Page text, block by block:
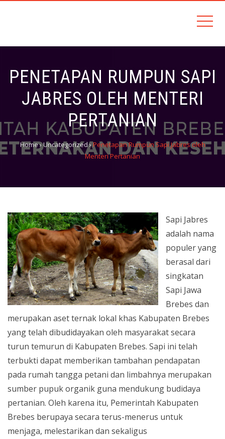
PENETAPAN RUMPUN SAPI
JABRES OLEH MENTERI
PERTANIAN
Home›Uncategorized›Penetapan Rumpun Sapi Jabres oleh
Menteri Pertanian
Sapi Jabres
adalah nama
populer yang
berasal dari
singkatan
Sapi Jawa
Brebes dan
merupakan aset ternak lokal khas Kabupaten Brebes
yang telah dibudidayakan oleh masyarakat secara
turun temurun di Kabupaten Brebes. Sapi ini telah
terbukti dapat memberikan tambahan pendapatan
pada rumah tangga petani dan limbahnya merupakan
sumber pupuk organik guna mendukung budidaya
pertanian. Oleh karena itu, Pemerintah Kabupaten
Brebes berupaya secara terus-menerus untuk
menjaga, melestarikan dan sekaligus